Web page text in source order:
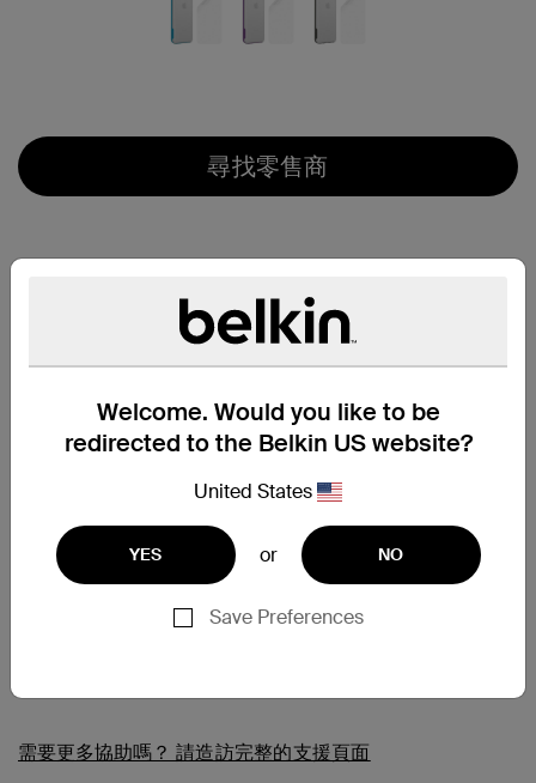
Welcome. Would you like to be
redirected to the Belkin US website?
United States
YES or NO
Save Preferences
尋找零售商
需要更多協助嗎？ 請造訪完整的支援頁面